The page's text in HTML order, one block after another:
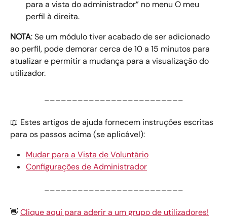
para a vista do administrador” no menu O meu
perfil à direita.
NOTA: Se um módulo tiver acabado de ser adicionado
ao perfil, pode demorar cerca de 10 a 15 minutos para
atualizar e permitir a mudança para a visualização do
utilizador.
📖 Estes artigos de ajuda fornecem instruções escritas
para os passos acima (se aplicável):
Mudar para a Vista de Voluntário
Configurações de Administrador
👋 Clique aqui para aderir a um grupo de utilizadores!